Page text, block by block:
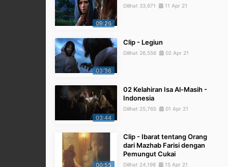
09:26
Dilihat 33,671 11 Apr 21
03:36
Clip - Legiun
Dilihat 26,556 02 Apr 21
03:44
02 Kelahiran Isa Al-Masih -
Indonesia
Dilihat 25,765 01 Apr 21
00:55
Clip - Ibarat tentang Orang
dari Mazhab Farisi dengan
Pemungut Cukai
Dilihat 24,198 15 Apr 21